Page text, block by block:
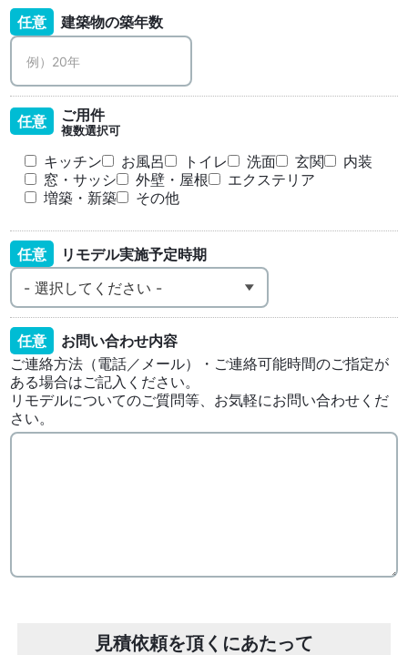
任意 建築物の築年数
任意 ご用件
複数選択可
キッチン お風呂 トイレ 洗面 玄関
内装
窓・サッシ
外壁・屋根
エクステリア
増築・新築
その他
任意 リモデル実施予定時期
任意
お問い合わせ内容
ご連絡方法（電話／メール）・ご連絡可能時間のご指定が
ある場合はご記入ください。
リモデルについてのご質問等、お気軽にお問い合わせくだ
さい。
見積依頼を頂くにあたって